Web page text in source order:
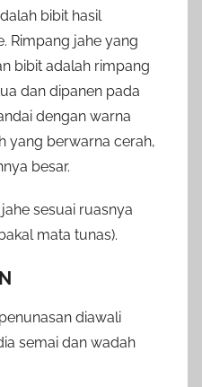
bibit hasil
Rimpang jahe yang
bibit adalah rimpang
dan dipanen pada
dengan warna
yang berwarna cerah,
besar.
sesuai ruasnya
mata tunas).
diawali
semai dan wadah